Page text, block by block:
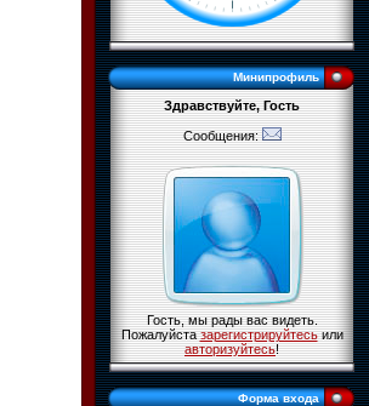
Минипрофиль
Здравствуйте, Гость
Сообщения:
Гость, мы рады вас видеть.
Пожалуйстазарегистрируйтесьили
авторизуйтесь!
Форма входа